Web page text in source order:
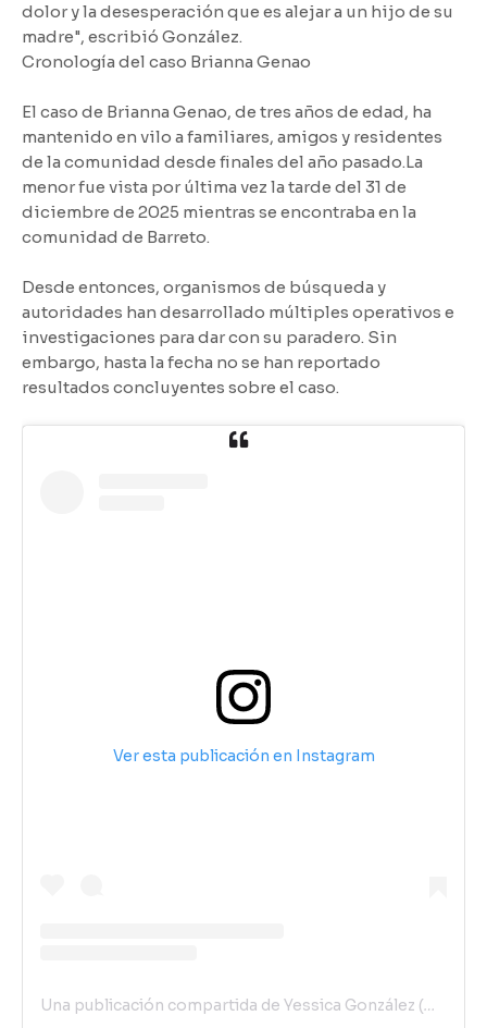
dolor y la desesperación que es alejar a un hijo de su
madre", escribió González.
Cronología del caso Brianna Genao
El caso de Brianna Genao, de tres años de edad, ha
mantenido en vilo a familiares, amigos y residentes
de la comunidad desde finales del año pasado.La
menor fue vista por última vez la tarde del 31 de
diciembre de 2025 mientras se encontraba en la
comunidad de Barreto.
Desde entonces, organismos de búsqueda y
autoridades han desarrollado múltiples operativos e
investigaciones para dar con su paradero. Sin
embargo, hasta la fecha no se han reportado
resultados concluyentes sobre el caso.
Ver esta publicación en Instagram
Una publicación compartida de Yessica González (@yessi_0631)